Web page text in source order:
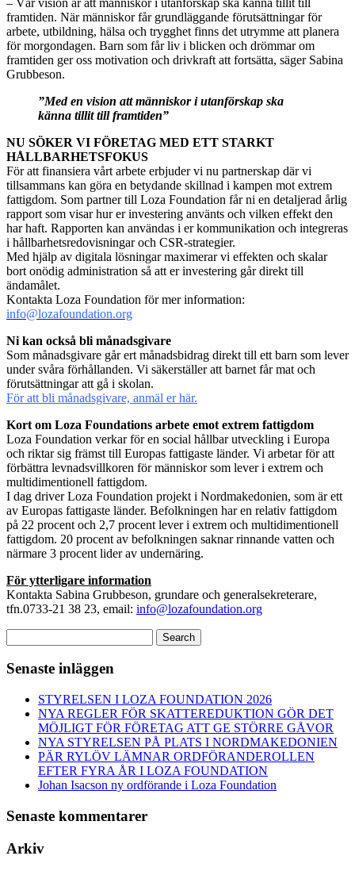
framtiden. När människor får grundläggande förutsättningar för
arbete, utbildning, hälsa och trygghet finns det utrymme att planera
för morgondagen. Barn som får liv i blicken och drömmar om
framtiden ger oss motivation och drivkraft att fortsätta, säger Sabina
Grubbeson.
”Med en vision att människor i utanförskap ska
känna tillit till framtiden”
NU SÖKER VI FÖRETAG MED ETT STARKT
HÅLLBARHETSFOKUS
För att finansiera vårt arbete erbjuder vi nu partnerskap där vi
tillsammans kan göra en betydande skillnad i kampen mot extrem
fattigdom. Som partner till Loza Foundation får ni en detaljerad årlig
rapport som visar hur er investering använts och vilken effekt den
har haft. Rapporten kan användas i er kommunikation och integreras
i hållbarhetsredovisningar och CSR-strategier.
Med hjälp av digitala lösningar maximerar vi effekten och skalar
bort onödig administration så att er investering går direkt till
ändamålet.
Kontakta Loza Foundation för mer information:
info@lozafoundation.org
Ni kan också bli månadsgivare
Som månadsgivare går ert månadsbidrag direkt till ett barn som lever
under svåra förhållanden. Vi säkerställer att barnet får mat och
förutsättningar att gå i skolan.
För att bli månadsgivare, anmäl er här.
Kort om Loza Foundations arbete emot extrem fattigdom
Loza Foundation verkar för en social hållbar utveckling i Europa
och riktar sig främst till Europas fattigaste länder. Vi arbetar för att
förbättra levnadsvillkoren för människor som lever i extrem och
multidimentionell fattigdom.
I dag driver Loza Foundation projekt i Nordmakedonien, som är ett
av Europas fattigaste länder. Befolkningen har en relativ fattigdom
på 22 procent och 2,7 procent lever i extrem och multidimentionell
fattigdom. 20 procent av befolkningen saknar rinnande vatten och
närmare 3 procent lider av undernäring.
För ytterligare information
Kontakta Sabina Grubbeson, grundare och generalsekreterare,
tfn.0733-21 38 23, email: info@lozafoundation.org
efter:
Search
Senaste inläggen
STYRELSEN I LOZA FOUNDATION 2026
NYA REGLER FÖR SKATTEREDUKTION GÖR DET
MÖJLIGT FÖR FÖRETAG ATT GE STÖRRE GÅVOR
NYA STYRELSEN PÅ PLATS I NORDMAKEDONIEN
PÄR RYLÖV LÄMNAR ORDFÖRANDEROLLEN
EFTER FYRA ÅR I LOZA FOUNDATION
Johan Isacson ny ordförande i Loza Foundation
Senaste kommentarer
Arkiv